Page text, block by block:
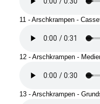
11 - Arschkrampen -
12 - Arschkrampen -
13 - Arschkrampen -